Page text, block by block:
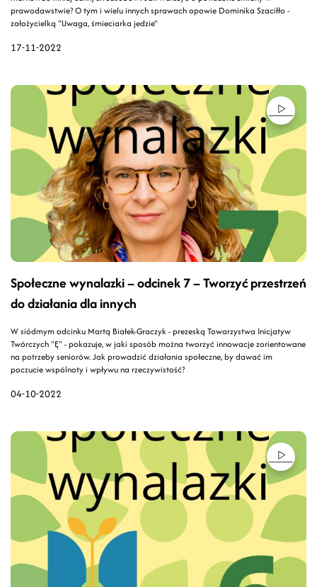
17-11-2022
prawodawstwie? O tym i wielu innych sprawach opowie Dominika Szaciłło -
założycielką "Uwaga, śmieciarka jedzie"
04-10-2022
Społeczne wynalazki – odcinek 7 – Tworzyć przestrzeń
do działania dla innych
W siódmym odcinku Martą Białek-Graczyk - prezeską Towarzystwa Inicjatyw
Twórczych "Ę" - pokazuje, w jaki sposób można tworzyć innowacje zorientowane
na potrzeby seniorów. Jak prowadzić działania społeczne, by dawać im
poczucie wspólnoty i wpływu na rzeczywistość?